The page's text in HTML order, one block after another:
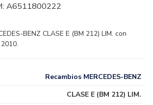
A6511800222
BENZ CLASE E (BM 212) LIM. con
Recambios MERCEDES-BENZ
CLASE E (BM 212) LIM.